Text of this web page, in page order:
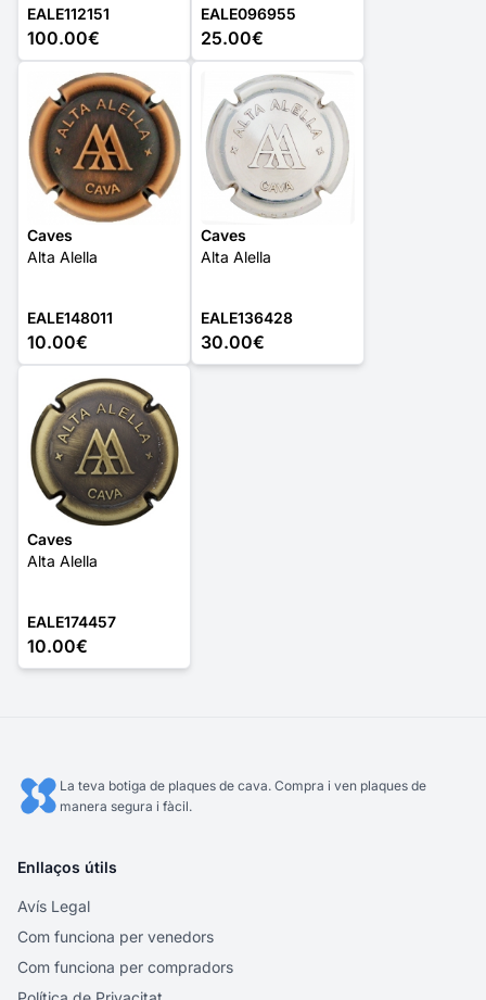
EALE112151
100.00€
EALE096955
25.00€
Caves
Alta Alella
EALE148011
10.00€
Caves
Alta Alella
EALE136428
30.00€
Caves
Alta Alella
EALE174457
10.00€
La teva botiga de plaques de cava. Compra i ven plaques de
manera segura i fàcil.
Enllaços útils
Avís Legal
Com funciona per venedors
Com funciona per compradors